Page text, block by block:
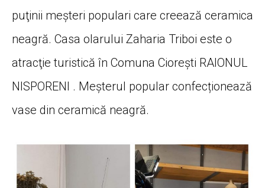
puţinii meşteri populari care creează ceramica
neagră. Casa olarului Zaharia Triboi este o
atracţie turistică în Comuna Ciorești RAIONUL
NISPORENI . Meşterul popular confecționează
vase din ceramică neagră.